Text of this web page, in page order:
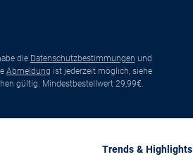
die Datenschutzbestimmungen und
Abmeldung ist jederzeit möglich, siehe
gültig. Mindestbestellwert 29,99€.
Trends & Highlights